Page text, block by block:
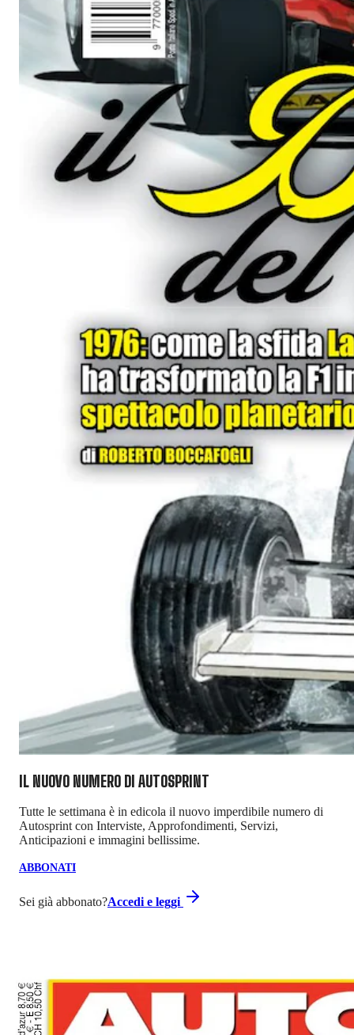
IL NUOVO NUMERO DI AUTOSPRINT
Tutte le settimana è in edicola il nuovo imperdibile numero di
Autosprint con Interviste, Approfondimenti, Servizi,
Anticipazioni e immagini bellissime.
ABBONATI
Sei già abbonato?Accedi e leggi